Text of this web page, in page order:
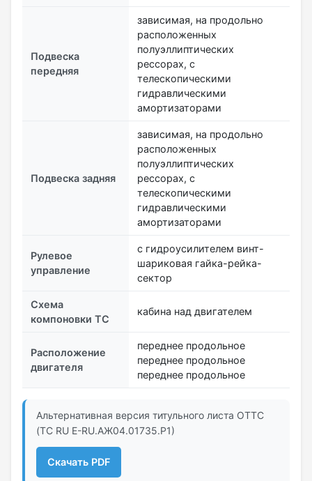
Подвеска
передняя
зависимая, на продольно
расположенных
полуэллиптических
рессорах, с
телескопическими
гидравлическими
амортизаторами
Подвеска задняя
зависимая, на продольно
расположенных
полуэллиптических
рессорах, с
телескопическими
гидравлическими
амортизаторами
Рулевое
управление
с гидроусилителем винт-
шариковая гайка-рейка-
сектор
Схема
компоновки ТС
кабина над двигателем
Расположение
двигателя
переднее продольное
переднее продольное
переднее продольное
Альтернативная версия титульного листа ОТТС
(ТС RU Е-RU.АЖ04.01735.Р1)
Скачать PDF